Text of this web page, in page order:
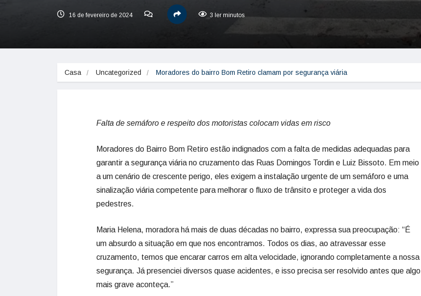
16 de fevereiro de 2024 3 ler minutos
Casa Uncategorized Moradores do bairro Bom Retiro clamam por segurança viária
Falta de semáforo e respeito dos motoristas colocam vidas em risco
Moradores do Bairro Bom Retiro estão indignados com a falta de medidas adequadas para
garantir a segurança viária no cruzamento das Ruas Domingos Tordin e Luiz Bissoto. Em meio
a um cenário de crescente perigo, eles exigem a instalação urgente de um semáforo e uma
sinalização viária competente para melhorar o fluxo de trânsito e proteger a vida dos
pedestres.
Maria Helena, moradora há mais de duas décadas no bairro, expressa sua preocupação: “É
um absurdo a situação em que nos encontramos. Todos os dias, ao atravessar esse
cruzamento, temos que encarar carros em alta velocidade, ignorando completamente a nossa
segurança. Já presenciei diversos quase acidentes, e isso precisa ser resolvido antes que algo
mais grave aconteça.”